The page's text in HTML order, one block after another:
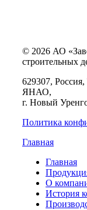
© 2026 АО
строительных
629307,
ЯНАО,
г. Новый
Политика
Главная
Главная
О
История